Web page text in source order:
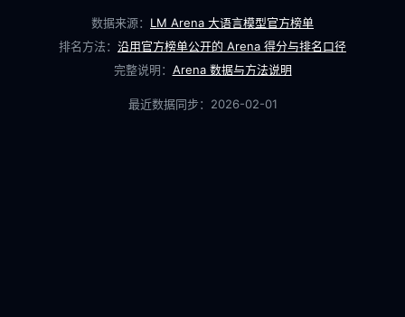
数据来源： LM Arena 大语言模型官方榜单
排名方法： 沿用官方榜单公开的 Arena 得分与排名口径
完整说明： Arena 数据与方法说明
最近数据同步： 2026-02-01